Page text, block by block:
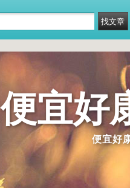
便宜好
便宜好